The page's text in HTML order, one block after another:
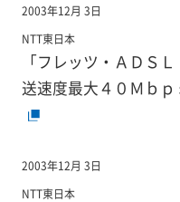
2003年12月 3日
NTT東日本
「フレッツ・ＡＤＳ
送速度最大４０Ｍｂ
2003年12月 3日
NTT東日本